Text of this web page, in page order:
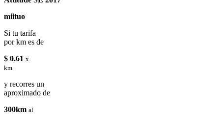
miituo
Si tu tarifa
por km es de
$ 0.61 x
km
y recorres un
aproximado de
300km al